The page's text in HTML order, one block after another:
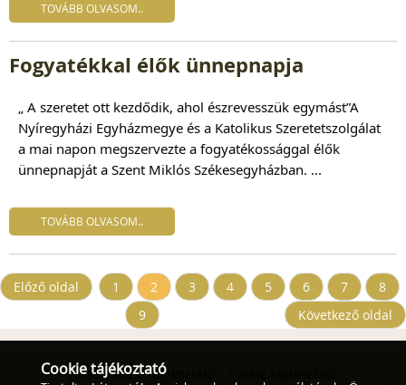
TOVÁBB OLVASOM..
Fogyatékkal élők ünnepnapja
„ A szeretet ott kezdődik, ahol észrevesszük egymást”A
Nyíregyházi Egyházmegye és a Katolikus Szeretetszolgálat
a mai napon megszervezte a fogyatékossággal élők
ünnepnapját a Szent Miklós Székesegyházban. ...
TOVÁBB OLVASOM..
Előző oldal 1 2 3 4 5 6 7
8
9
Következő oldal
Adatkezelési tájékoztató
Cookie tájékoztató